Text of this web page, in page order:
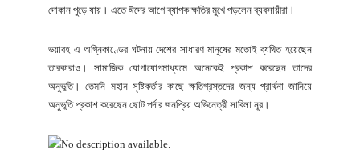
দোকান পুড়ে যায়। এতে ঈদের আগে ব্যাপক ক্ষতির মুখে পড়লেন ব্যবসায়ীরা।
ভয়াবহ এ অগ্নিকাণ্ডের ঘটনায় দেশের সাধারণ মানুষের মতোই ব্যথিত হয়েছেন
তারকারাও। সামাজিক যোগাযোগমাধ্যমে অনেকেই প্রকাশ করেছেন তাদের
অনুভূতি। তেমনি মহান সৃষ্টিকর্তার কাছে ক্ষতিগ্রস্তদের জন্য প্রার্থনা জানিয়ে
অনুভূতি প্রকাশ করেছেন ছোট পর্দার জনপ্রিয় অভিনেত্রী সাবিলা নূর।